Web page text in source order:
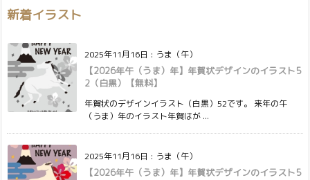
新着イラスト
2025年11月16日 : うま（午）
【2026年午（うま）年】年賀状デザインのイラスト5
2（白黒）【無料】
年賀状のデザインイラスト（白黒）52です。 来年の午
（うま）年のイラスト年賀はが ...
2025年11月16日 : うま（午）
【2026年午（うま）年】年賀状デザインのイラスト5